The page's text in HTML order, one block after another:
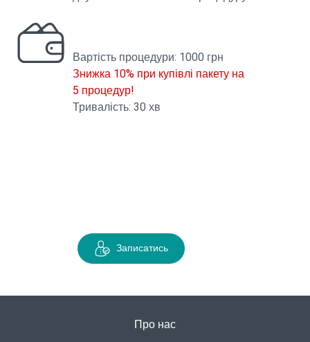
Вартість процедури: 1000 грн
Знижка 10% при купівлі пакету на
5 процедур!
Тривалість: 30 хв
Записатись
Про нас